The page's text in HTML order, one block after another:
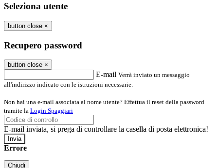
Seleziona utente
button close ×
Recupero password
button close ×
E-mail Verrà inviato un messaggio
all'indirizzo indicato con le istruzioni necessarie.
Non hai una e-mail associata al nome utente? Effettua il reset della password
tramite la Login Spaggiari
E-mail inviata, si prega di controllare la casella di posta elettronica!
Errore
Chiudi